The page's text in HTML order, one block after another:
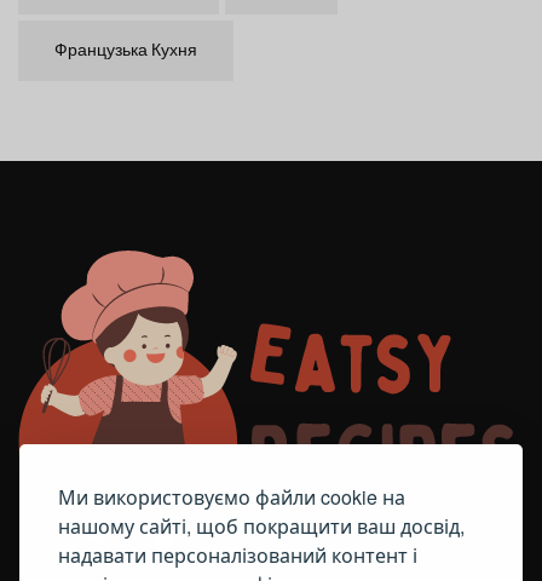
Ми використовуємо файли cookie на
нашому сайті, щоб покращити ваш досвід,
надавати персоналізований контент і
Французька Кухня